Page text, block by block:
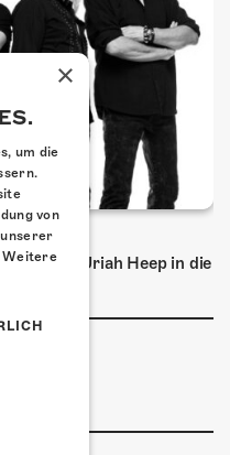
kommen Uriah Heep in die
×
um die
von
Weitere